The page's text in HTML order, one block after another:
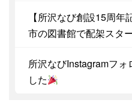
【所沢なび創設15周年
市の図書館で配架スタ
所沢なびInstagramフォ
した